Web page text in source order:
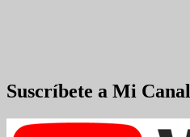
Suscríbete a Mi Canal